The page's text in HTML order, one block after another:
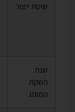
שיטת ייצור
שנת
השקת
המותג